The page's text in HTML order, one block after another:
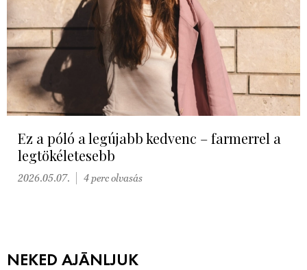
Ez a póló a legújabb kedvenc – farmerrel a
legtökéletesebb
2026.05.07. 4 perc olvasás
NEKED AJÁNLJUK